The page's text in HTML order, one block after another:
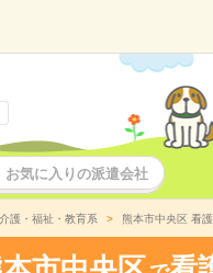
お気に入りの派遣会社
護・福祉・教育系 熊本市中央区 看